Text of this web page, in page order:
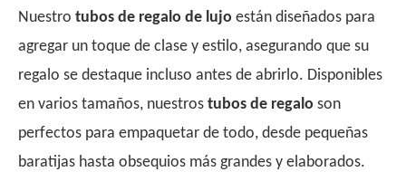
Nuestro tubos de regalo de lujo están diseñados para
agregar un toque de clase y estilo, asegurando que su
regalo se destaque incluso antes de abrirlo. Disponibles
en varios tamaños, nuestros tubos de regalo son
perfectos para empaquetar de todo, desde pequeñas
baratijas hasta obsequios más grandes y elaborados.